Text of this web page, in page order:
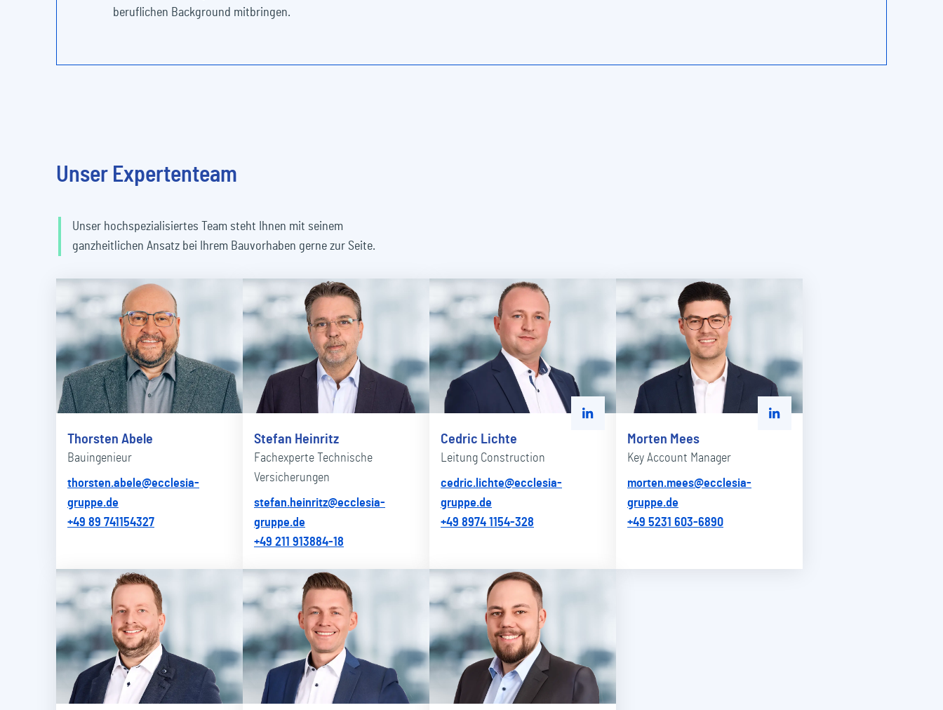
beruflichen Background mitbringen.
Unser Expertenteam
Unser hochspezialisiertes Team steht Ihnen mit seinem
ganzheitlichen Ansatz bei Ihrem Bauvorhaben gerne zur Seite.
Thorsten Abele
Bauingenieur
thorsten.abele@ecclesia-
gruppe.de
+49 89 741154327
Stefan Heinritz
Fachexperte Technische
Versicherungen
stefan.heinritz@ecclesia-
gruppe.de
+49 211 913884-18
Zu Linked-In-Kanal von Cedric Lichte
Cedric Lichte
Leitung Construction
cedric.lichte@ecclesia-
gruppe.de
+49 8974 1154-328
Zu Linked-In-Kanal von Morten
Morten Mees
Key Account Manager
morten.mees@ecclesia-
gruppe.de
+49 5231 603-6890